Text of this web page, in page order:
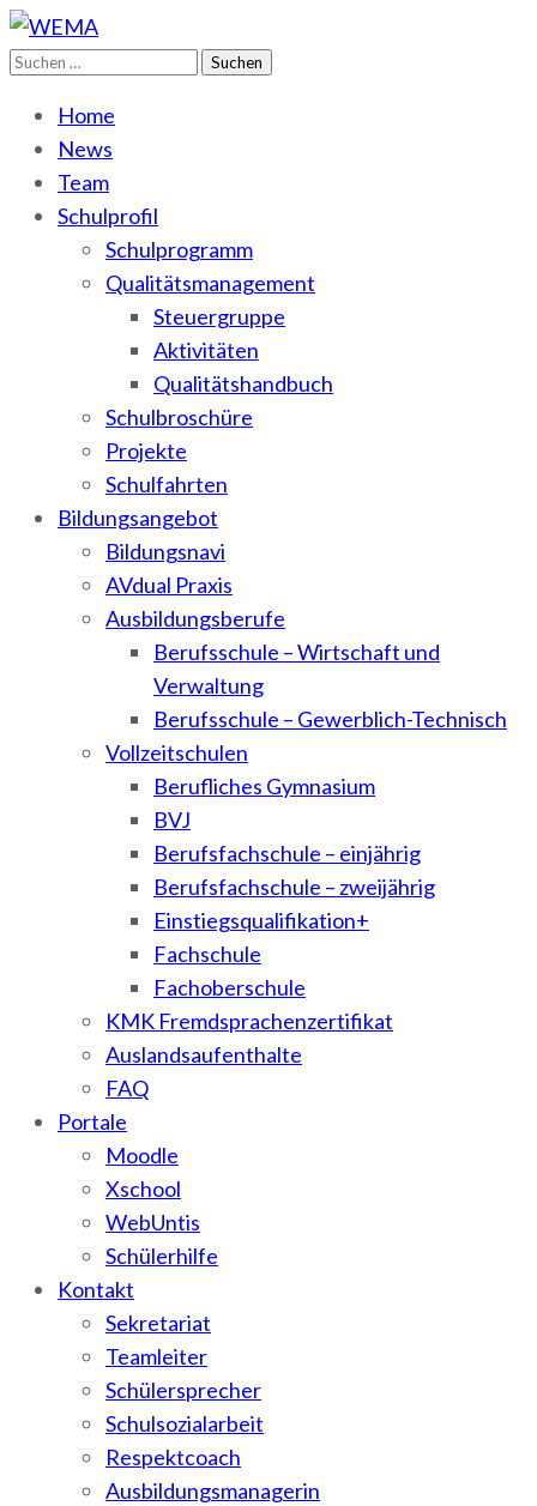
WEMA
BbS I des Salzlandkreises
Suchen
Home
News
Team
Schulprofil
Schulprogramm
Qualitätsmanagement
Steuergruppe
Aktivitäten
Qualitätshandbuch
Schulbroschüre
Projekte
Schulfahrten
Bildungsangebot
Bildungsnavi
AVdual Praxis
Ausbildungsberufe
Berufsschule – Wirtschaft und
Verwaltung
Berufsschule – Gewerblich-Technisch
Vollzeitschulen
Berufliches Gymnasium
BVJ
Berufsfachschule – einjährig
Berufsfachschule – zweijährig
Einstiegsqualifikation+
Fachschule
Fachoberschule
KMK Fremdsprachenzertifikat
Auslandsaufenthalte
FAQ
Portale
Moodle
Xschool
WebUntis
Schülerhilfe
Kontakt
Sekretariat
Teamleiter
Schülersprecher
Schulsozialarbeit
Respektcoach
Ausbildungsmanagerin